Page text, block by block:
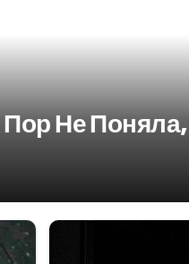
Не Поняла,